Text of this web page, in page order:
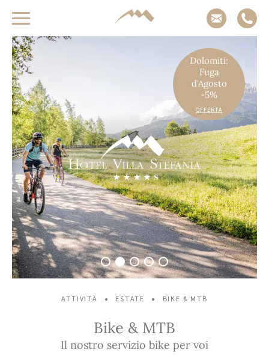
Vacanze da sogno
sulle Dolomiti
Arrivo
Partenza
-
+
Bambini
-
+
RICHIEDI ADESSO
VERIFICA DISPONIBILITÀ
Tel.+39 0474 91 35 88
info@villastefania.com
Dolomiti:
Fuga
d'Agosto
-5%
OFFERTA
ATTIVITÀ • ESTATE • BIKE & MTB
Bike & MTB
Il nostro servizio bike per voi